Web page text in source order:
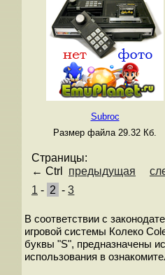
Subroc
Размер файла 29.32 Кб.
Страницы:
← Ctrl предыдущая
1 - 2 -3
В соответствии с
игровой системы Колеко
буквы "S", предназначены
использования в